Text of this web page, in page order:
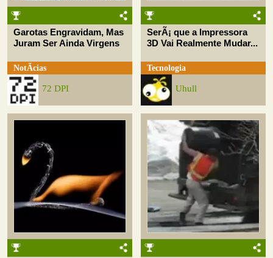
Garotas Engravidam, Mas
Juram Ser Ainda Virgens
NotÃ­cias
72 DPI
SerÃ¡ que a Impressora
3D Vai Realmente Mudar...
Tecnologia
Uhull